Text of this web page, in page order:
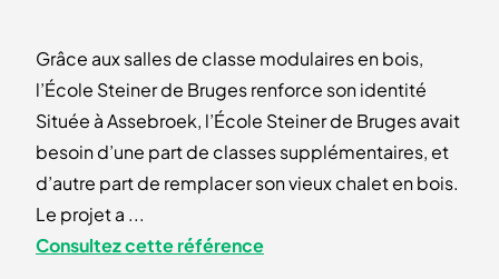
Grâce aux salles de classe modulaires en bois,
l’École Steiner de Bruges renforce son identité
Située à Assebroek, l’École Steiner de Bruges avait
besoin d’une part de classes supplémentaires, et
d’autre part de remplacer son vieux chalet en bois.
Le projet a ...
Consultez cette référence